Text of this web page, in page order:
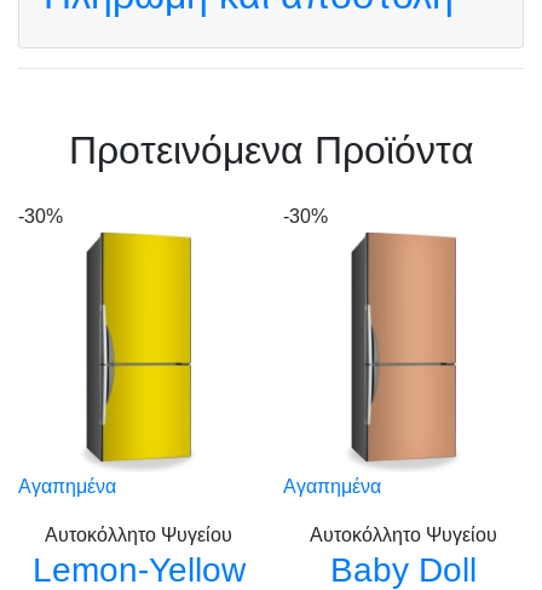
Πρoτεινόμενα Προϊόντα
-30%
Αγαπημένα
Αυτοκόλλητο Ψυγείου
Lemon-Yellow
-30%
Αγαπημένα
Αυτοκόλλητο Ψυγείου
Baby Doll